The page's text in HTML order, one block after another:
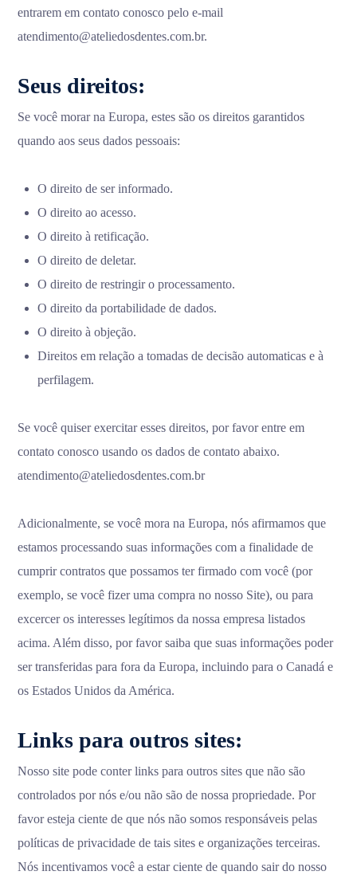
entrarem em contato conosco pelo e-mail
atendimento@ateliedosdentes.com.br.
Seus direitos:
Se você morar na Europa, estes são os direitos garantidos
quando aos seus dados pessoais:
O direito de ser informado.
O direito ao acesso.
O direito à retificação.
O direito de deletar.
O direito de restringir o processamento.
O direito da portabilidade de dados.
O direito à objeção.
Direitos em relação a tomadas de decisão automaticas e à
perfilagem.
Se você quiser exercitar esses direitos, por favor entre em
contato conosco usando os dados de contato abaixo.
atendimento@ateliedosdentes.com.br
Adicionalmente, se você mora na Europa, nós afirmamos que
estamos processando suas informações com a finalidade de
cumprir contratos que possamos ter firmado com você (por
exemplo, se você fizer uma compra no nosso Site), ou para
excercer os interesses legítimos da nossa empresa listados
acima. Além disso, por favor saiba que suas informações poder
ser transferidas para fora da Europa, incluindo para o Canadá e
os Estados Unidos da América.
Links para outros sites:
Nosso site pode conter links para outros sites que não são
controlados por nós e/ou não são de nossa propriedade. Por
favor esteja ciente de que nós não somos responsáveis pelas
políticas de privacidade de tais sites e organizações terceiras.
Nós incentivamos você a estar ciente de quando sair do nosso